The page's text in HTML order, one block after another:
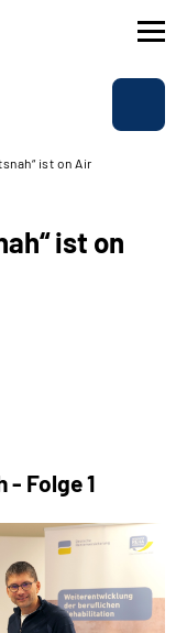
ist on Air
ist on
Folge 1